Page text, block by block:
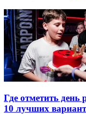
Где отметить
10 лучших